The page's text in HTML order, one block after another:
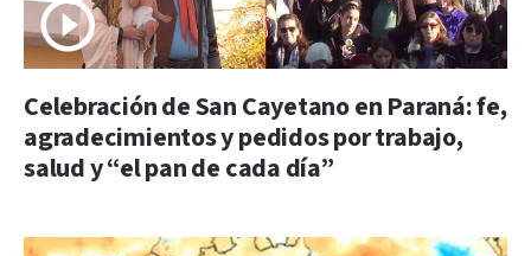
Celebración de San Cayetano en Paraná: fe,
agradecimientos y pedidos por trabajo,
salud y “el pan de cada día”